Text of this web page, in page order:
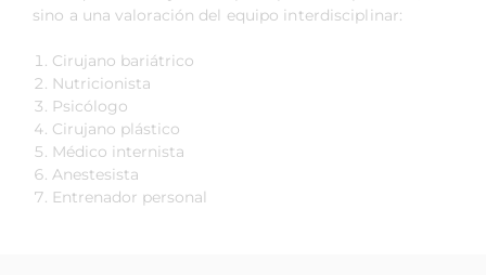
sino a una valoración del equipo interdisciplinar:
Cirujano bariátrico
Nutricionista
Psicólogo
Cirujano plástico
Médico internista
Anestesista
Entrenador personal